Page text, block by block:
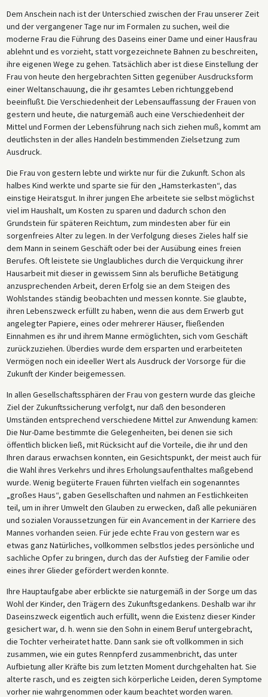
Dem Anschein nach ist der Unterschied zwischen der Frau unserer Zeit
und der vergangener Tage nur im Formalen zu suchen, weil die
moderne Frau die Führung des Daseins einer Dame und einer Hausfrau
ablehnt und es vorzieht, statt vorgezeichnete Bahnen zu beschreiten,
ihre eigenen Wege zu gehen. Tatsächlich aber ist diese Einstellung der
Frau von heute den hergebrachten Sitten gegenüber Ausdrucksform
einer Weltanschauung, die ihr gesamtes Leben richtunggebend
beeinflußt. Die Verschiedenheit der Lebensauffassung der Frauen von
gestern und heute, die naturgemäß auch eine Verschiedenheit der
Mittel und Formen der Lebensführung nach sich ziehen muß, kommt am
deutlichsten in der alles Handeln bestimmenden Zielsetzung zum
Ausdruck.
Die Frau von gestern lebte und wirkte nur für die Zukunft. Schon als
halbes Kind werkte und sparte sie für den „Hamsterkasten“, das
einstige Heiratsgut. In ihrer jungen Ehe arbeitete sie selbst möglichst
viel im Haushalt, um Kosten zu sparen und dadurch schon den
Grundstein für späteren Reichtum, zum mindesten aber für ein
sorgenfreies Alter zu legen. In der Verfolgung dieses Zieles half sie
dem Mann in seinem Geschäft oder bei der Ausübung eines freien
Berufes. Oft leistete sie Unglaubliches durch die Verquickung ihrer
Hausarbeit mit dieser in gewissem Sinn als berufliche Betätigung
anzusprechenden Arbeit, deren Erfolg sie an dem Steigen des
Wohlstandes ständig beobachten und messen konnte. Sie glaubte,
ihren Lebenszweck erfüllt zu haben, wenn die aus dem Erwerb gut
angelegter Papiere, eines oder mehrerer Häuser, fließenden
Einnahmen es ihr und ihrem Manne ermöglichten, sich vom Geschäft
zurückzuziehen. Überdies wurde dem ersparten und erarbeiteten
Vermögen noch ein ideeller Wert als Ausdruck der Vorsorge für die
Zukunft der Kinder beigemessen.
In allen Gesellschaftssphären der Frau von gestern wurde das gleiche
Ziel der Zukunftssicherung verfolgt, nur daß den besonderen
Umständen entsprechend verschiedene Mittel zur Anwendung kamen:
Die Nur-Dame bestimmte die Gelegenheiten, bei denen sie sich
öffentlich blicken ließ, mit Rücksicht auf die Vorteile, die ihr und den
Ihren daraus erwachsen konnten, ein Gesichtspunkt, der meist auch für
die Wahl ihres Verkehrs und ihres Erholungsaufenthaltes maßgebend
wurde. Wenig begüterte Frauen führten vielfach ein sogenanntes
„großes Haus“, gaben Gesellschaften und nahmen an Festlichkeiten
teil, um in ihrer Umwelt den Glauben zu erwecken, daß alle pekuniären
und sozialen Voraussetzungen für ein Avancement in der Karriere des
Mannes vorhanden seien. Für jede echte Frau von gestern war es
etwas ganz Natürliches, vollkommen selbstlos jedes persönliche und
sachliche Opfer zu bringen, durch das der Aufstieg der Familie oder
eines ihrer Glieder gefördert werden konnte.
Ihre Hauptaufgabe aber erblickte sie naturgemäß in der Sorge um das
Wohl der Kinder, den Trägern des Zukunftsgedankens. Deshalb war ihr
Daseinszweck eigentlich auch erfüllt, wenn die Existenz dieser Kinder
gesichert war, d. h. wenn sie den Sohn in einem Beruf untergebracht,
die Tochter verheiratet hatte. Dann sank sie oft vollkommen in sich
zusammen, wie ein gutes Rennpferd zusammenbricht, das unter
Aufbietung aller Kräfte bis zum letzten Moment durchgehalten hat. Sie
alterte rasch, und es zeigten sich körperliche Leiden, deren Symptome
vorher nie wahrgenommen oder kaum beachtet worden waren.